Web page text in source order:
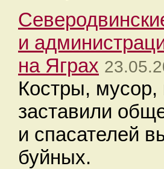
и
на Яграх
Костры,
заставили
и спасателей
буйных.